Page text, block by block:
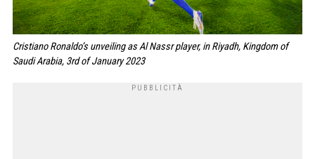
Cristiano Ronaldo’s unveiling as Al Nassr player, in Riyadh, Kingdom of
Saudi Arabia, 3rd of January 2023